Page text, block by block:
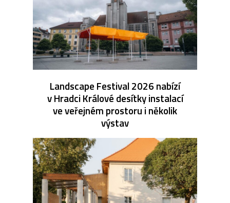
Landscape Festival 2026 nabízí
v Hradci Králové desítky instalací
ve veřejném prostoru i několik
výstav